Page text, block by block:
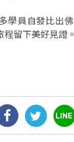
學員自發比出
留下美好見證。